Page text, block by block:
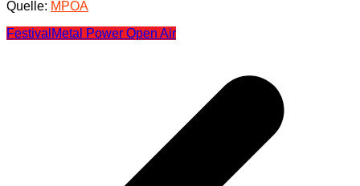
Quelle: MPOA
Festival Metal Power Open Air